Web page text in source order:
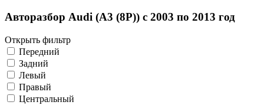
Авторазбор Audi (A3 (8P)) с 2003 по 2013 год
Открыть фильтр
Передний
Задний
Левый
Правый
Центральный